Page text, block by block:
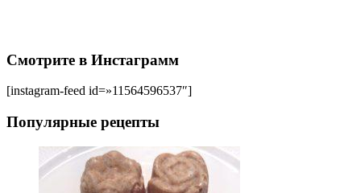
Смотрите в Инстаграмм
[instagram-feed id=»11564596537″]
Популярные рецепты